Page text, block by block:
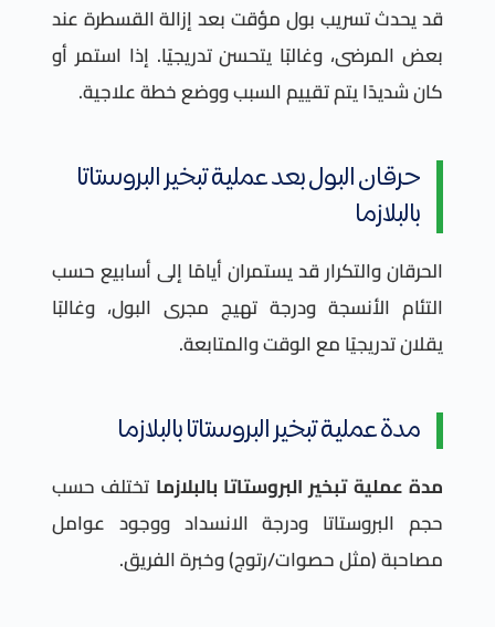
قد يحدث تسريب بول مؤقت بعد إزالة القسطرة عند
بعض المرضى، وغالبًا يتحسن تدريجيًا. إذا استمر أو
كان شديدًا يتم تقييم السبب ووضع خطة علاجية.
حرقان البول بعد عملية تبخير البروستاتا
بالبلازما
الحرقان والتكرار قد يستمران أيامًا إلى أسابيع حسب
التئام الأنسجة ودرجة تهيج مجرى البول، وغالبًا
يقلان تدريجيًا مع الوقت والمتابعة.
مدة عملية تبخير البروستاتا بالبلازما
مدة عملية تبخير البروستاتا بالبلازما تختلف حسب
حجم البروستاتا ودرجة الانسداد ووجود عوامل
مصاحبة (مثل حصوات/رتوج) وخبرة الفريق.